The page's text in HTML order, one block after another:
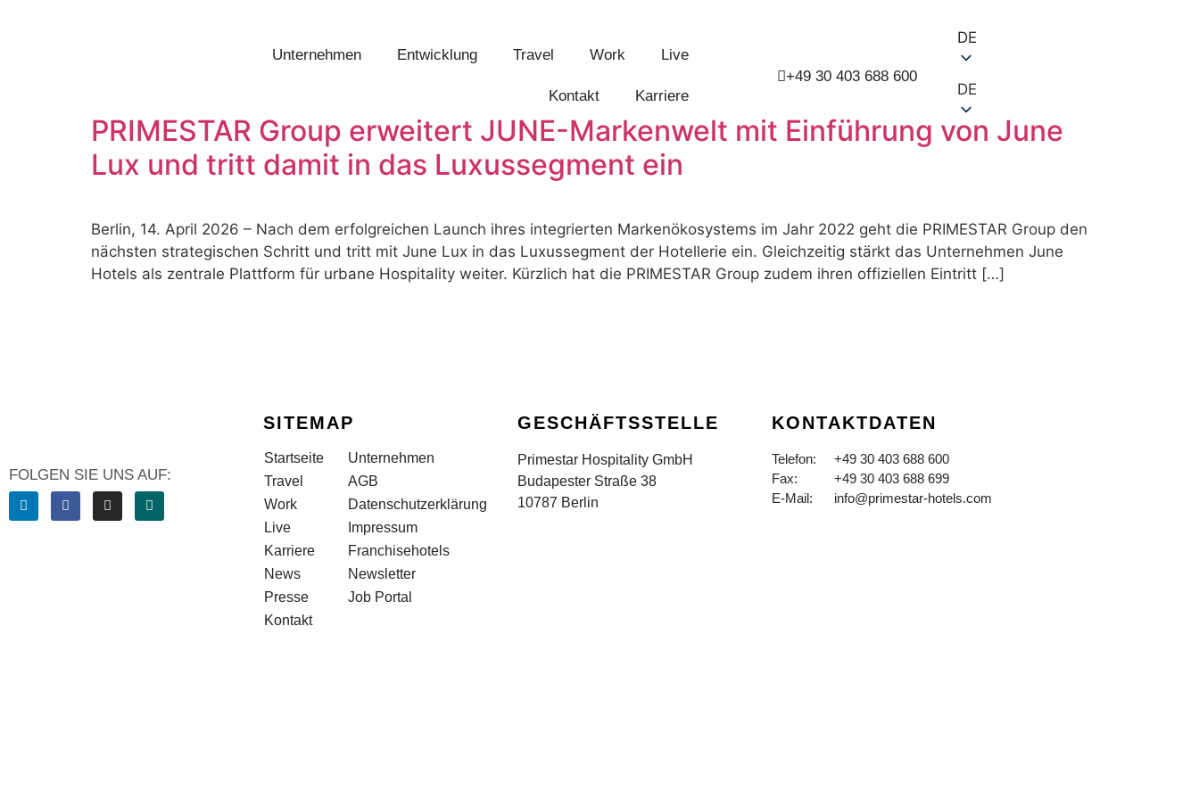
Unternehmen Entwicklung Travel Work Live
Kontakt Karriere
+49 30 403 688 600
DE
DE
PRIMESTAR Group erweitert JUNE-Markenwelt mit Einführung von June
Lux und tritt damit in das Luxussegment ein
Berlin, 14. April 2026 – Nach dem erfolgreichen Launch ihres integrierten Markenökosystems im Jahr 2022 geht die PRIMESTAR Group den
nächsten strategischen Schritt und tritt mit June Lux in das Luxussegment der Hotellerie ein. Gleichzeitig stärkt das Unternehmen June
Hotels als zentrale Plattform für urbane Hospitality weiter. Kürzlich hat die PRIMESTAR Group zudem ihren offiziellen Eintritt […]
FOLGEN SIE UNS AUF:
SITEMAP
Startseite
Travel
Work
Live
Karriere
News
Presse
Kontakt
Unternehmen
AGB
Datenschutzerklärung
Impressum
Franchisehotels
Newsletter
Job Portal
GESCHÄFTSSTELLE
Primestar Hospitality GmbH
Budapester Straße 38
10787 Berlin
KONTAKTDATEN
Telefon:
+49 30 403 688 600
Fax:
+49 30 403 688 699
E-Mail:
info@primestar-hotels.com